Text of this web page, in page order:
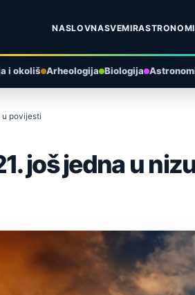
NASLOVNASVEMIR
i okoliš Arheologija Biologija
u povijesti
još jedna u